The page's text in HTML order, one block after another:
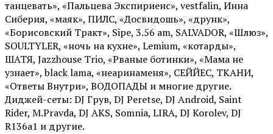
танцевать», «Пальцева Экспириенс», vestfalin, Инна
Сиберия, «маяк», ПИЛС, «Досвидошь», «друнк»,
«Борисовский Тракт», Sipe, 3.56 am, SALVADOR, «Шлюз»,
SOULTYLER, «ночь на кухне», Lemium, «котарды»,
ШАТЯ, Jazzhouse Trio, «Рваные ботинки», «Мама не
узнает», black lama, «неаринаменя», СЕЙЙЕС, ТКАНИ,
«Ответы Внутри», ВОДОПАДЫ и многие другие.
Диджей-сеты: DJ Грув, DJ Peretse, DJ Android, Saint
Rider, М.Pravda, DJ AKS, Somnia, LIRA, DJ Korolev, DJ
R136a1 и другие.